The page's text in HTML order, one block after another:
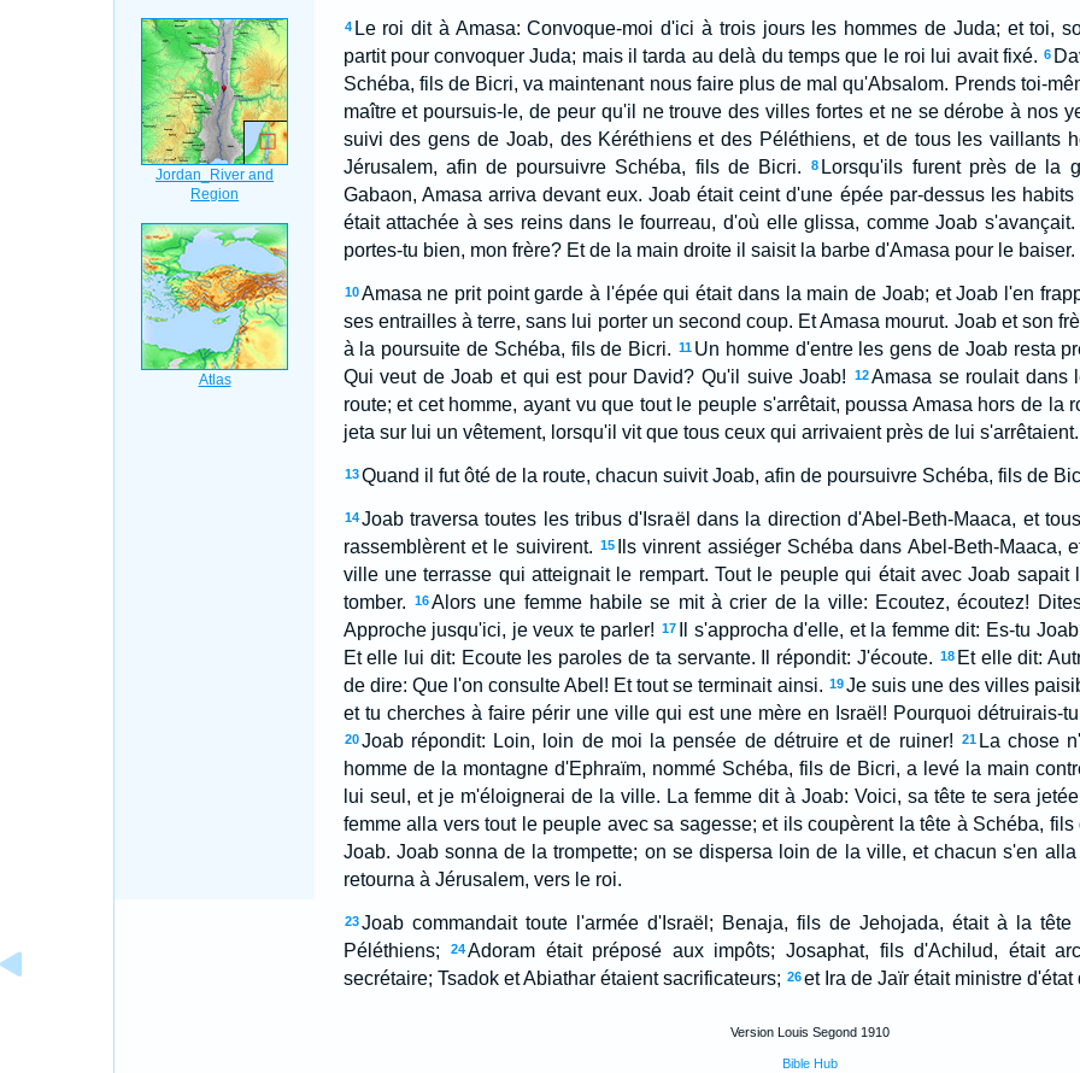
4 Le roi dit à Amasa: Convoque-moi d'ici à trois jours les hommes de Juda; et toi,
partit pour convoquer Juda; mais il tarda au delà du temps que le roi lui avait fixé. 6
Schéba, fils de Bicri, va maintenant nous faire plus de mal qu'Absalom. Prends toi-
maître et poursuis-le, de peur qu'il ne trouve des villes fortes et ne se dérobe à nos
suivi des gens de Joab, des Kéréthiens et des Péléthiens, et de tous les vaillants
Jérusalem, afin de poursuivre Schéba, fils de Bicri.
8 Lorsqu'ils furent près de la
Gabaon, Amasa arriva devant eux. Joab était ceint d'une épée par-dessus les
était attachée à ses reins dans le fourreau, d'où elle glissa, comme Joab s'avançait.
portes-tu bien, mon frère? Et de la main droite il saisit la barbe d'Amasa pour le baiser.
10 Amasa ne prit point garde à l'épée qui était dans la main de Joab; et Joab l'en
ses entrailles à terre, sans lui porter un second coup. Et Amasa mourut. Joab et son
à la poursuite de Schéba, fils de Bicri. 11 Un homme d'entre les gens de Joab resta
Qui veut de Joab et qui est pour David? Qu'il suive Joab!
12Amasa se roulait dans
route; et cet homme, ayant vu que tout le peuple s'arrêtait, poussa Amasa hors de la
jeta sur lui un vêtement, lorsqu'il vit que tous ceux qui arrivaient près de lui s'arrêtaient.
13 Quand il fut ôté de la route, chacun suivit Joab, afin de poursuivre Schéba, fils de
14 Joab traversa toutes les tribus d'Israël dans la direction d'Abel-Beth-Maaca, et
rassemblèrent et le suivirent. 15
Ils vinrent assiéger Schéba dans Abel-Beth-Maaca,
ville une terrasse qui atteignait le rempart. Tout le peuple qui était avec Joab sapait
tomber.
16Alors une femme habile se mit à crier de la ville: Ecoutez, écoutez!
Approche jusqu'ici, je veux te parler! 17
Il s'approcha d'elle, et la femme dit: Es-tu
Et elle lui dit: Ecoute les paroles de ta servante. Il répondit: J'écoute. 18 Et elle dit:
de dire: Que l'on consulte Abel! Et tout se terminait ainsi. 19Je suis une des villes
et tu cherches à faire périr une ville qui est une mère en Israël! Pourquoi détruirais-
20 Joab répondit: Loin, loin de moi la pensée de détruire et de ruiner! 21 La chose
homme de la montagne d'Ephraïm, nommé Schéba, fils de Bicri, a levé la main
lui seul, et je m'éloignerai de la ville. La femme dit à Joab: Voici, sa tête te sera
femme alla vers tout le peuple avec sa sagesse; et ils coupèrent la tête à Schéba,
Joab. Joab sonna de la trompette; on se dispersa loin de la ville, et chacun s'en
retourna à Jérusalem, vers le roi.
23 Joab commandait toute l'armée d'Israël; Benaja, fils de Jehojada, était à la
Péléthiens;
24Adoram était préposé aux impôts; Josaphat, fils d'Achilud, était
secrétaire; Tsadok et Abiathar étaient sacrificateurs; 26 et Ira de Jaïr était ministre d'état
Version Louis Segond 1910
Bible Hub